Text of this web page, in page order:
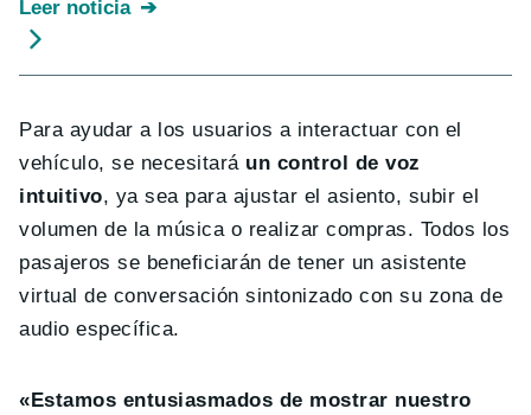
Leer noticia
Para ayudar a los usuarios a interactuar con el
vehículo, se necesitará un control de voz
intuitivo, ya sea para ajustar el asiento, subir el
volumen de la música o realizar compras. Todos los
pasajeros se beneficiarán de tener un asistente
virtual de conversación sintonizado con su zona de
audio específica.
«Estamos entusiasmados de mostrar nuestro